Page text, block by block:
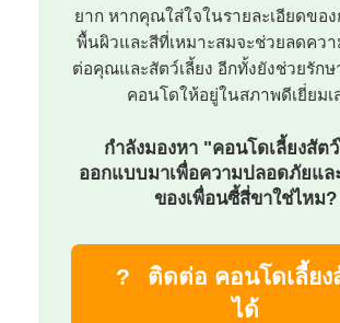
ยาก หากคุณใส่ใจในรายละเอียดขอ
พื้นผิวและสีที่เหมาะสมจะช่วยลดควา
ต่อคุณและสัตว์เลี้ยง อีกทั้งยังช่วยรัก
คอนโดให้อยู่ในสภาพดีเยี่ยมเ
กำลังมองหา "คอนโดเลี้ยงสัต
ออกแบบมาเพื่อความปลอดภัยแล
ของเพื่อนซี้สี่ขาใช่ไหม?
?
ติดต่อ คอนโดเลี้ยง
ได้